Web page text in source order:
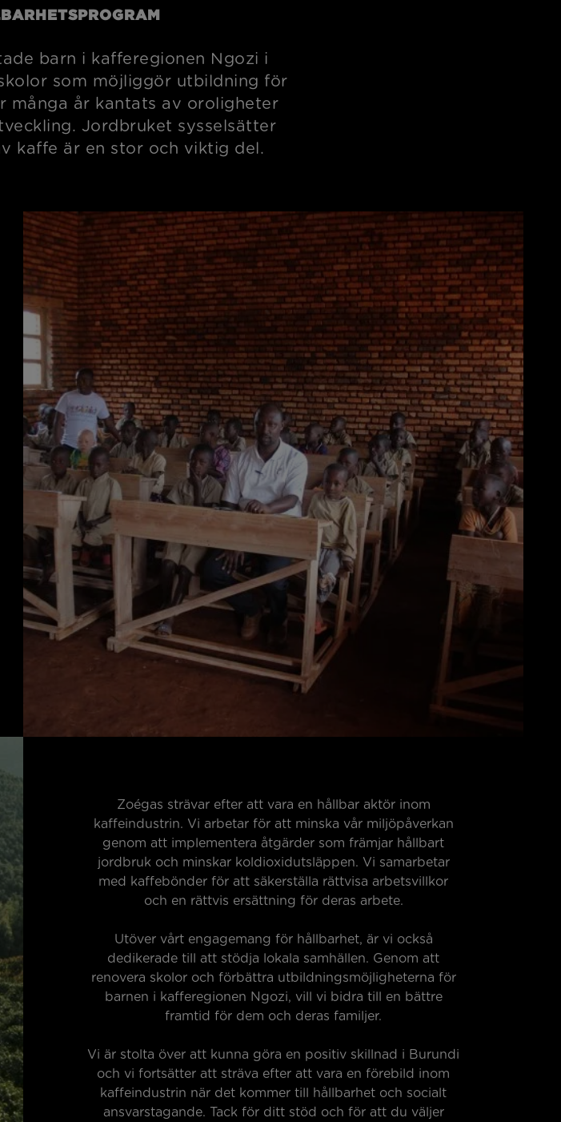
barn i kafferegionen Ngozi i
som möjliggör utbildning för
många år kantats av oroligheter
Jordbruket sysselsätter
kaffe är en stor och viktig del.
Zoégas strävar efter att vara en hållbar aktör inom
kaffeindustrin. Vi arbetar för att minska vår miljöpåverkan
genom att implementera åtgärder som främjar hållbart
jordbruk och minskar koldioxidutsläppen. Vi samarbetar
med kaffebönder för att säkerställa rättvisa arbetsvillkor
och en rättvis ersättning för deras arbete.
Utöver vårt engagemang för hållbarhet, är vi också
dedikerade till att stödja lokala samhällen. Genom att
renovera skolor och förbättra utbildningsmöjligheterna för
barnen i kafferegionen Ngozi, vill vi bidra till en bättre
framtid för dem och deras familjer.
Vi är stolta över att kunna göra en positiv skillnad i Burundi
och vi fortsätter att sträva efter att vara en förebild inom
kaffeindustrin när det kommer till hållbarhet och socialt
ansvarstagande. Tack för ditt stöd och för att du väljer